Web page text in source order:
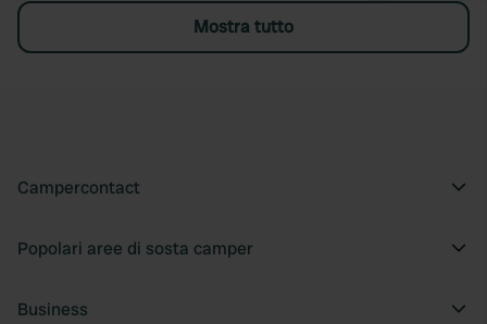
Mostra tutto
Campercontact
Popolari aree di sosta camper
Business